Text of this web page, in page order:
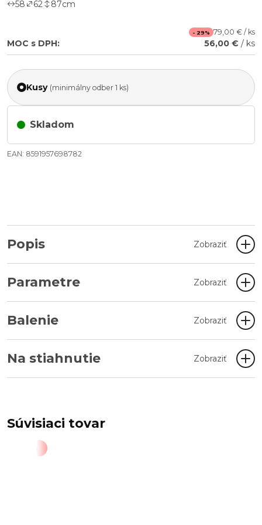
58 62 87cm
- 29% 79,00 € / ks
MOC s DPH: 56,00 € / ks
Kusy (minimálny odber 1 ks)
Skladom
EAN: 8591957698782
Popis Zobraziť
Parametre Zobraziť
Balenie Zobraziť
Na stiahnutie Zobraziť
Súvisiaci tovar